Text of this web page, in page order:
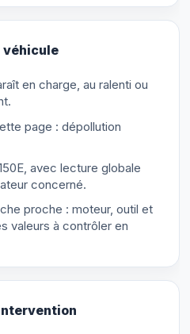
véhicule
en charge, au ralenti ou
page : dépollution
avec lecture globale
concerné.
proche : moteur, outil et
valeurs à contrôler en